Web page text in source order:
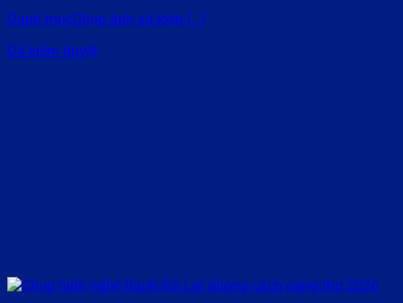
Danh mụcChụp ảnh sự kiện [...]
Đã kiểm duyệt